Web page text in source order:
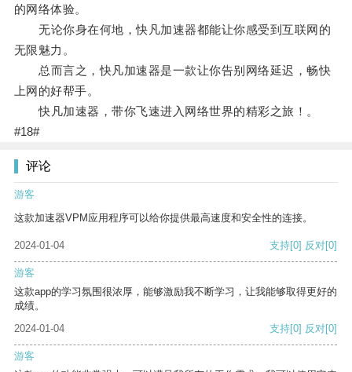
的网络体验。
无论你身在何地，快凡加速器都能让你感受到互联网的
无限魅力。
总而言之，快凡加速器是一款让你告别网络延迟，畅快
上网的好帮手。
快凡加速器，带你飞速进入网络世界的精彩之旅！。
#18#
评论
游客
这款加速器VPM应用程序可以给你提供最高速度和安全性的连接。
2024-01-04 支持[0] 反对[0]
游客
这款app的学习氛围很浓厚，能够激励我不断学习，让我能够取得更好的
成绩。
2024-01-04
支持[0] 反对[0]
游客